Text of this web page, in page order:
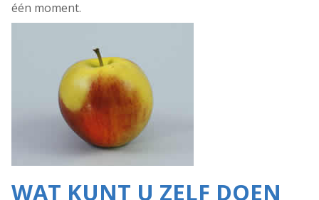
één moment.
WAT KUNT U ZELF DOEN